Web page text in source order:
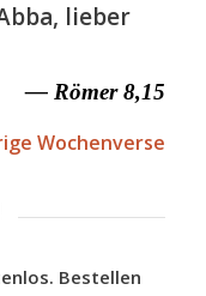
lieber
— Römer 8,15
Wochenverse
Bestellen